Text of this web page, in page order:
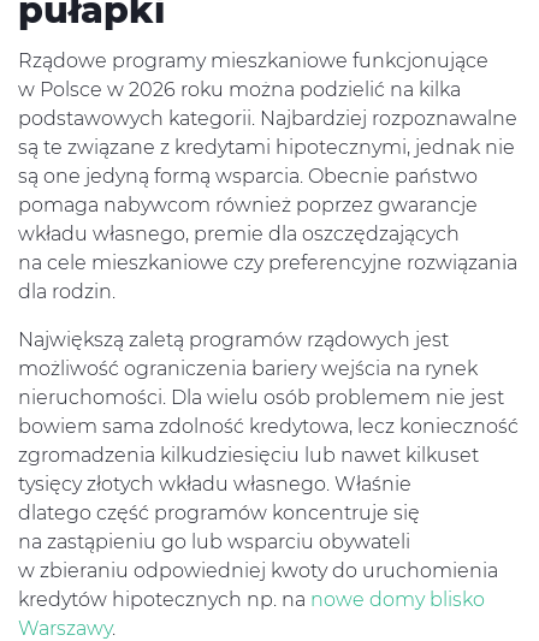
pułapki
Rządowe programy mieszkaniowe funkcjonujące
w Polsce w 2026 roku można podzielić na kilka
podstawowych kategorii. Najbardziej rozpoznawalne
są te związane z kredytami hipotecznymi, jednak nie
są one jedyną formą wsparcia. Obecnie państwo
pomaga nabywcom również poprzez gwarancje
wkładu własnego, premie dla oszczędzających
na cele mieszkaniowe czy preferencyjne rozwiązania
dla rodzin.
Największą zaletą programów rządowych jest
możliwość ograniczenia bariery wejścia na rynek
nieruchomości. Dla wielu osób problemem nie jest
bowiem sama zdolność kredytowa, lecz konieczność
zgromadzenia kilkudziesięciu lub nawet kilkuset
tysięcy złotych wkładu własnego. Właśnie
dlatego część programów koncentruje się
na zastąpieniu go lub wsparciu obywateli
w zbieraniu odpowiedniej kwoty do uruchomienia
kredytów hipotecznych np. na nowe domy blisko
Warszawy.